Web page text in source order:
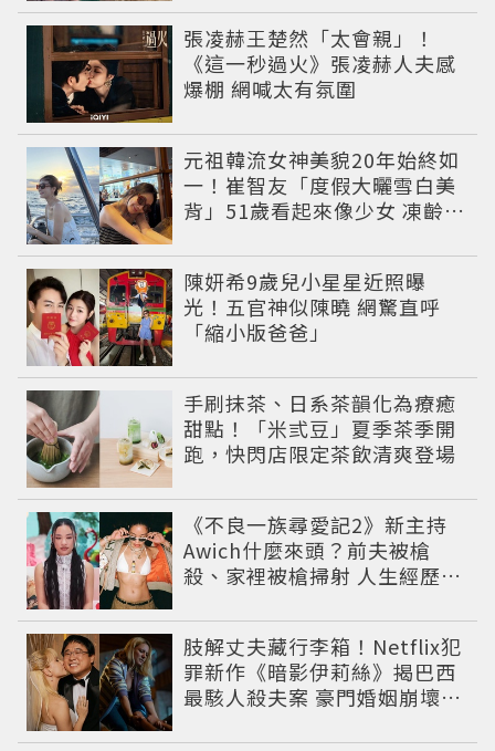
張凌赫王楚然「太會親」！
《這一秒過火》張凌赫人夫感
爆棚 網喊太有氛圍
元祖韓流女神美貌20年始終如
一！崔智友「度假大曬雪白美
背」51歲看起來像少女 凍齡近
陳妍希9歲兒小星星近照曝
光！五官神似陳曉 網驚直呼
「縮小版爸爸」
手刷抹茶、日系茶韻化為療癒
甜點！「米弎豆」夏季茶季開
跑，快閃店限定茶飲清爽登場
《不良一族尋愛記2》新主持
Awich什麼來頭？前夫被槍
殺、家裡被槍掃射 人生經歷比
肢解丈夫藏行李箱！Netflix犯
罪新作《暗影伊莉絲》揭巴西
最駭人殺夫案 豪門婚姻崩壞釀